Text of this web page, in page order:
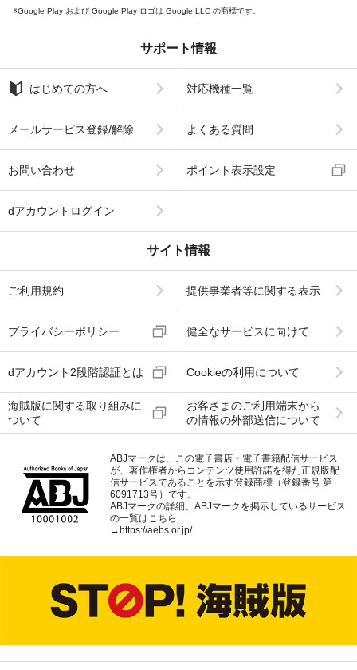
Google Play および Google Play ロゴは Google LLC の商標です。
サポート情報
はじめての方へ 対応機種一覧
メールサービス登録/解除 よくある質問
お問い合わせ ポイント表示設定
dアカウントログイン
サイト情報
ご利用規約 提供事業者等に関する表示
プライバシーポリシー 健全なサービスに向けて
dアカウント2段階認証とは Cookieの利用について
海賊版に関する取り組みに
ついて
お客さまのご利用端末から
の情報の外部送信について
ABJマークは、この電子書店・電子書籍配信サービス
が、著作権者からコンテンツ使用許諾を得た正規版配
信サービスであることを示す登録商標（登録番号 第
6091713号）です。
ABJマークの詳細、ABJマークを掲示しているサービス
の一覧はこちら
→https://aebs.or.jp/